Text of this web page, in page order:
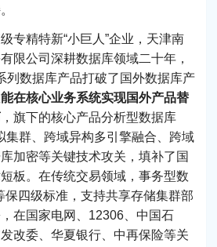
专精特新“小巨人”企业，天津南
限公司深耕数据库领域二十年，
列数据库产品打破了国外数据库产
能在核心业务系统实现国外产品替
，旗下的核心产品分析型数据库
集群、跨域异构多引擎融合、跨域
加密等关键技术攻关，填补了国
板。在传统交易领域，事务型数
保四级标准，支持共享存储集群部
在国家电网、12306、中国石
改委、华夏银行、中再保险等关